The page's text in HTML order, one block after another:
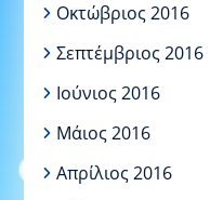
Οκτώβριος 2016
Σεπτέμβριος 2016
Ιούνιος 2016
Μάιος 2016
Απρίλιος 2016